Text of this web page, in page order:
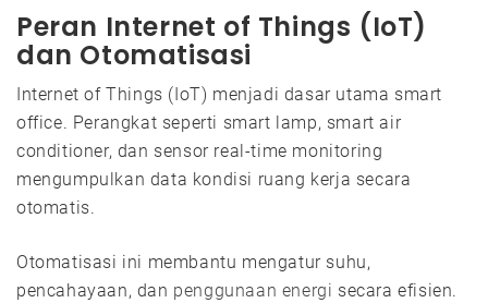
Peran Internet of Things (IoT)
dan Otomatisasi
Internet of Things (IoT) menjadi dasar utama smart
office. Perangkat seperti smart lamp, smart air
conditioner, dan sensor real-time monitoring
mengumpulkan data kondisi ruang kerja secara
otomatis.
Otomatisasi ini membantu mengatur suhu,
pencahayaan, dan penggunaan energi secara efisien.